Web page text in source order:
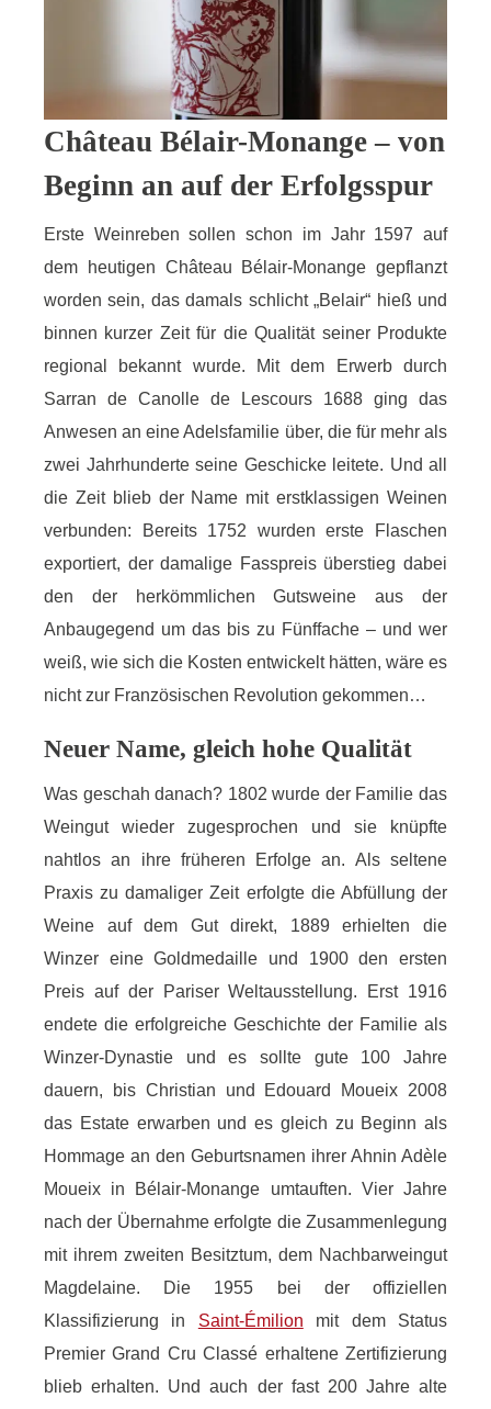
Château Bélair-Monange – von
Beginn an auf der Erfolgsspur
Erste Weinreben sollen schon im Jahr 1597 auf
dem heutigen Château Bélair-Monange gepflanzt
worden sein, das damals schlicht „Belair“ hieß und
binnen kurzer Zeit für die Qualität seiner Produkte
regional bekannt wurde. Mit dem Erwerb durch
Sarran de Canolle de Lescours 1688 ging das
Anwesen an eine Adelsfamilie über, die für mehr als
zwei Jahrhunderte seine Geschicke leitete. Und all
die Zeit blieb der Name mit erstklassigen Weinen
verbunden: Bereits 1752 wurden erste Flaschen
exportiert, der damalige Fasspreis überstieg dabei
den der herkömmlichen Gutsweine aus der
Anbaugegend um das bis zu Fünffache – und wer
weiß, wie sich die Kosten entwickelt hätten, wäre es
nicht zur Französischen Revolution gekommen…
Neuer Name, gleich hohe Qualität
Was geschah danach? 1802 wurde der Familie das
Weingut wieder zugesprochen und sie knüpfte
nahtlos an ihre früheren Erfolge an. Als seltene
Praxis zu damaliger Zeit erfolgte die Abfüllung der
Weine auf dem Gut direkt, 1889 erhielten die
Winzer eine Goldmedaille und 1900 den ersten
Preis auf der Pariser Weltausstellung. Erst 1916
endete die erfolgreiche Geschichte der Familie als
Winzer-Dynastie und es sollte gute 100 Jahre
dauern, bis Christian und Edouard Moueix 2008
das Estate erwarben und es gleich zu Beginn als
Hommage an den Geburtsnamen ihrer Ahnin Adèle
Moueix in Bélair-Monange umtauften. Vier Jahre
nach der Übernahme erfolgte die Zusammenlegung
mit ihrem zweiten Besitztum, dem Nachbarweingut
Magdelaine. Die 1955 bei der offiziellen
Klassifizierung in Saint-Émilion mit dem Status
Premier Grand Cru Classé erhaltene Zertifizierung
blieb erhalten. Und auch der fast 200 Jahre alte